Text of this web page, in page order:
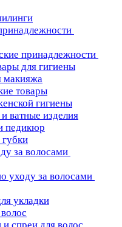
принадлежности
для гигиены
макияжа
товары
гигиены
ватные изделия
педикюр
за волосами
уходу за волосами
укладки